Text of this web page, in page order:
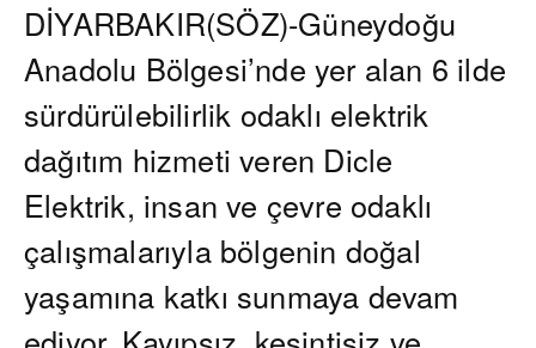
DİYARBAKIR(SÖZ)-Güneydoğu
Anadolu Bölgesi’nde yer alan 6 ilde
sürdürülebilirlik odaklı elektrik
dağıtım hizmeti veren Dicle
Elektrik, insan ve çevre odaklı
çalışmalarıyla bölgenin doğal
yaşamına katkı sunmaya devam